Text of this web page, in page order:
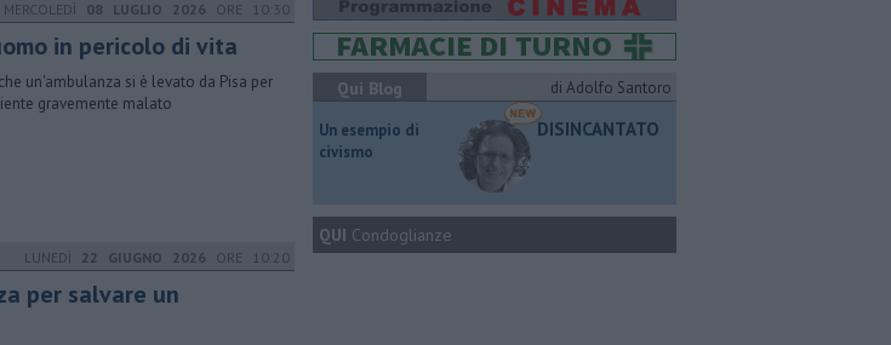
MERCOLEDÌ 08 LUGLIO 2026 ORE 10:30
in pericolo di vita
un'ambulanza si è levato da Pisa per
gravemente malato
LUNEDÌ 22 GIUGNO 2026 ORE 10:20
per salvare un
Qui Blog di Adolfo Santoro
​Un esempio di
civismo
DISINCANTATO
QUI Condoglianze